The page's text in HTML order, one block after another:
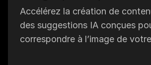
Accélérez la création de
des suggestions IA conçues
correspondre à l’image de